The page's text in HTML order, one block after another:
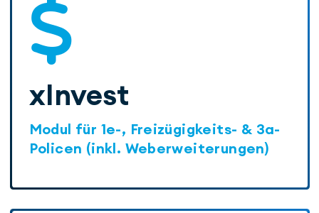
xInvest
Modul für 1e-, Freizügigkeits- & 3a-
Policen (inkl. Weberweiterungen)